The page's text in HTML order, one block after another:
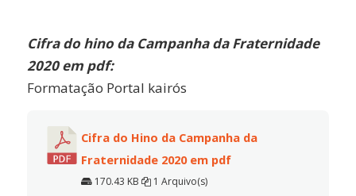
Cifra do hino da Campanha da Fraternidade
2020 em pdf:
Formatação Portal kairós
Cifra do Hino da Campanha da
Fraternidade 2020 em pdf
170.43 KB 1 Arquivo(s)